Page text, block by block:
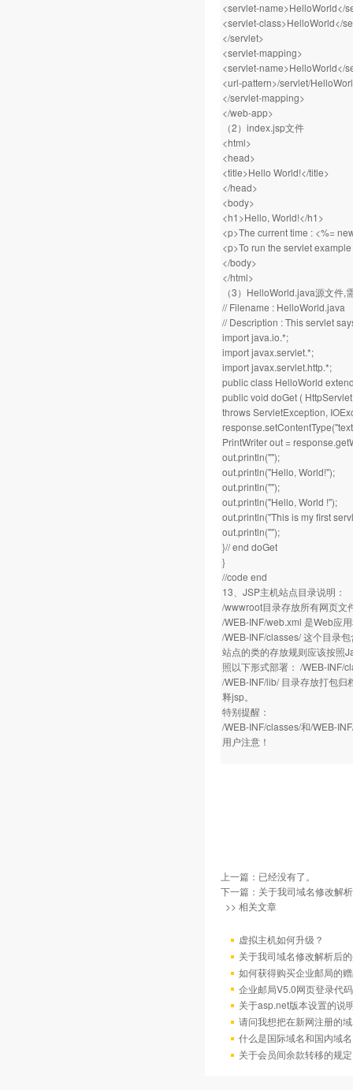
<servlet-name>HelloWorld</
<servlet-class>HelloWorld</
</servlet>
<servlet-mapping>
<servlet-name>HelloWorld</
<url-pattern>/servlet/
</servlet-mapping>
</web-app>
（2）index.jsp文件
<html>
<head>
<title>Hello World!</title>
</head>
<body>
<h1>Hello, World!</h1>
<p>The current time : <%=
<p>To run the servlet
</body>
</html>
（3）HelloWorld.java源文件
// Filename : HelloWorld.java
// Description : This servlet
import java.io.*;
import javax.servlet.*;
import javax.servlet.http.*;
public class HelloWorld
public void doGet (
throws ServletException,
PrintWriter out =
out.println("");
out.println("Hello, World!");
out.println("");
out.println("Hello, World !");
out.println("This is my first
out.println("");
}// end doGet
}
//code end
13、JSP主机站点目录说明：
/wwwroot目录存放所有网页文
/WEB-INF/web.xml 是Web应
/WEB-INF/classes/ 这个目录
站点的类的存放规则应该按照
照以下形式部署： /WEB-INF/
/WEB-INF/lib/ 目录存放打包
释jsp。
特别提醒：
/WEB-INF/classes/和/WEB-
用户注意！
上一篇：已经没有了。
下一篇： 关于我司域名修改解
>> 相关文章
虚拟主机如何升级？
关于我司域名修改解析后
如何获得购买企业邮局的
企业邮局V5.0网页登录代码
关于asp.net版本设置的说
请问我想把在新网注册的
什么是国际域名和国内域
关于会员间余款转移的规定